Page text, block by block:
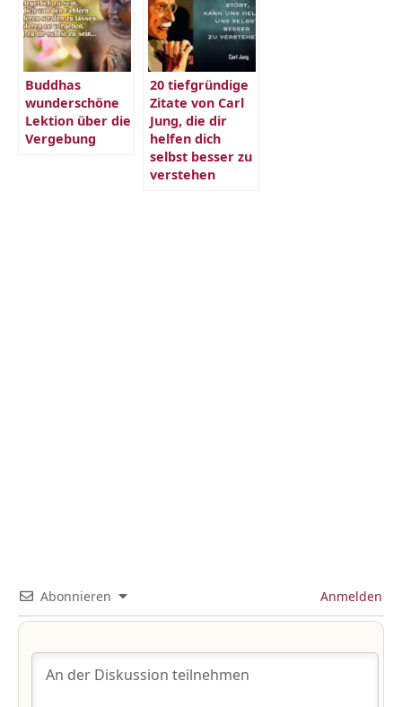
Buddhas
wunderschöne
Lektion über die
Vergebung
20 tiefgründige
Zitate von Carl
Jung, die dir
helfen dich
selbst besser zu
verstehen
Abonnieren Anmelden